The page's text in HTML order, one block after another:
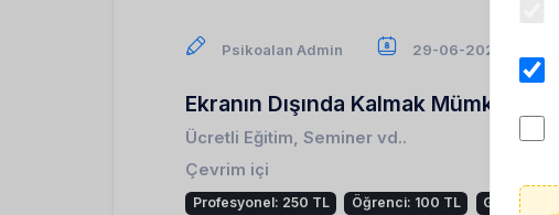
Psikoalan Admin 29-06-2026
Ekranın Dışında Kalmak Mümkün
Ücretli Eğitim, Seminer vd..
Çevrim içi
Profesyonel: 250 TL Öğrenci: 100 TL Genel Üye: